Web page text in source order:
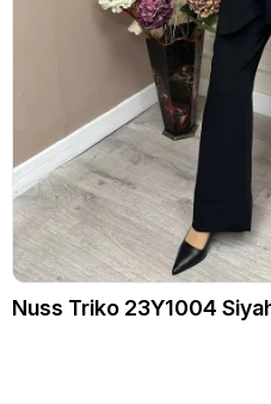
Nuss Triko 23Y1004